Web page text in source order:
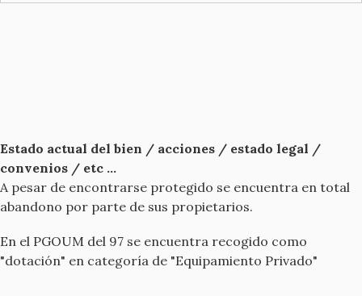
Estado actual del bien / acciones / estado legal /
convenios / etc ...
A pesar de encontrarse protegido se encuentra en total
abandono por parte de sus propietarios.
En el PGOUM del 97 se encuentra recogido como
"dotación" en categoría de "Equipamiento Privado"